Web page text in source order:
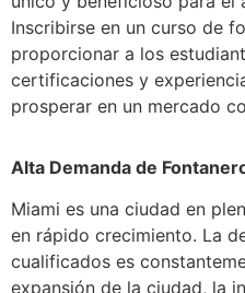
Inscribirse en un curso de
proporcionar a los
certificaciones y
prosperar en un mercado
Alta Demanda de
Miami es una ciudad en
en rápido crecimiento. La
cualificados es
expansión de la ciudad, la